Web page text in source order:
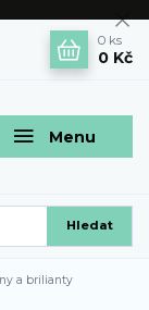
Menu
Hledat
0 ks
0 Kč
a brilianty